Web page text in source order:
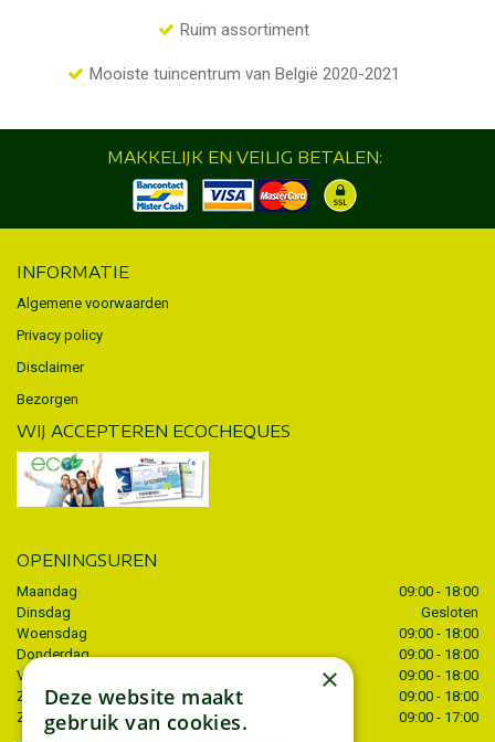
Ruim assortiment
Mooiste tuincentrum van België 2020-2021
MAKKELIJK EN VEILIG BETALEN:
INFORMATIE
Algemene voorwaarden
Privacy policy
Disclaimer
Bezorgen
WIJ ACCEPTEREN ECOCHEQUES
OPENINGSUREN
Maandag
09:00 - 18:00
Dinsdag
Gesloten
Woensdag
09:00 - 18:00
Donderdag
09:00 - 18:00
Vrijdag
09:00 - 18:00
Zaterdag
09:00 - 18:00
Zondag
09:00 - 17:00
×
Deze website maakt
gebruik van cookies.